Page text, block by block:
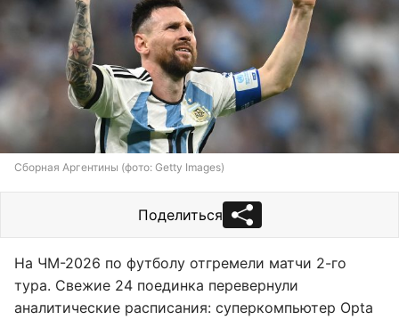
Сборная Аргентины (фото: Getty Images)
Поделиться
На ЧМ-2026 по футболу отгремели матчи 2-го
тура. Свежие 24 поединка перевернули
аналитические расписания: суперкомпьютер Opta